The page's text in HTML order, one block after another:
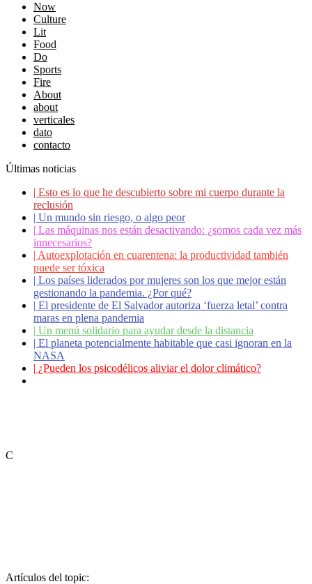
Now
Culture
Lit
Food
Do
Sports
Fire
About
about
verticales
dato
contacto
Últimas noticias
| Esto es lo que he descubierto sobre mi cuerpo durante la
reclusión
| Un mundo sin riesgo, o algo peor
| Las máquinas nos están desactivando: ¿somos cada vez más
innecesarios?
| Autoexplotación en cuarentena: la productividad también
puede ser tóxica
| Los países liderados por mujeres son los que mejor están
gestionando la pandemia. ¿Por qué?
| El presidente de El Salvador autoriza ‘fuerza letal’ contra
maras en plena pandemia
| Un menú solidario para ayudar desde la distancia
| El planeta potencialmente habitable que casi ignoran en la
NASA
| ¿Pueden los psicodélicos aliviar el dolor climático?
C
Artículos del topic: